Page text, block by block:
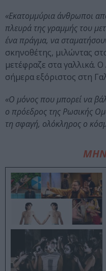
«Εκατομμύρια άνθρωποι
πλευρά της γραμμής του
ένα πράγμα, να
σκηνοθέτης, μιλώντας
μετέφραζε στα γαλλικά.
σήμερα εξόριστος στη
«Ο μόνος που μπορεί να
ο πρόεδρος της Ρωσικής
τη σφαγή, ολόκληρος ο
ΜΗΝ